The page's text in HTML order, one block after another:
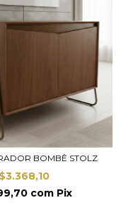
BOMBÊ STOLZ
com Pix